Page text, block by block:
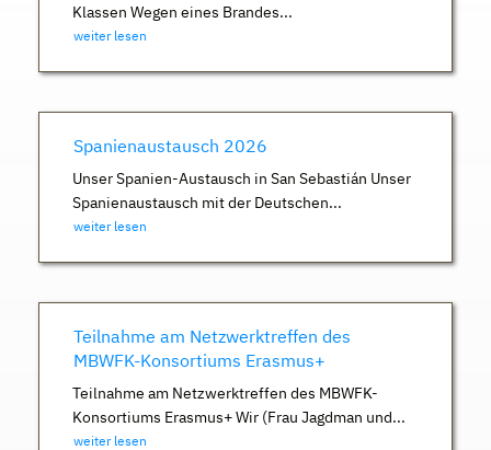
Klassen Wegen eines Brandes...
weiter lesen
Spanienaustausch 2026
Unser Spanien-Austausch in San Sebastián Unser
Spanienaustausch mit der Deutschen...
weiter lesen
Teilnahme am Netzwerktreffen des
MBWFK-Konsortiums Erasmus+
Teilnahme am Netzwerktreffen des MBWFK-
Konsortiums Erasmus+ Wir (Frau Jagdman und...
weiter lesen